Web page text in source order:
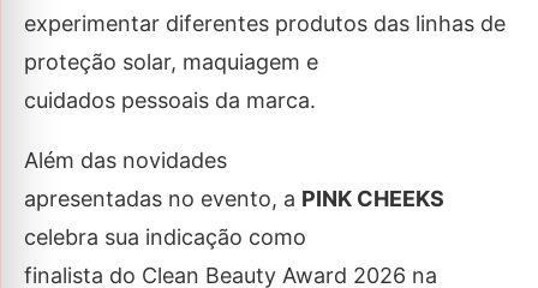
experimentar diferentes produtos das linhas de
proteção solar, maquiagem e
cuidados pessoais da marca.
Além das novidades
apresentadas no evento, a PINK CHEEKS
celebra sua indicação como
finalista do Clean Beauty Award 2026 na